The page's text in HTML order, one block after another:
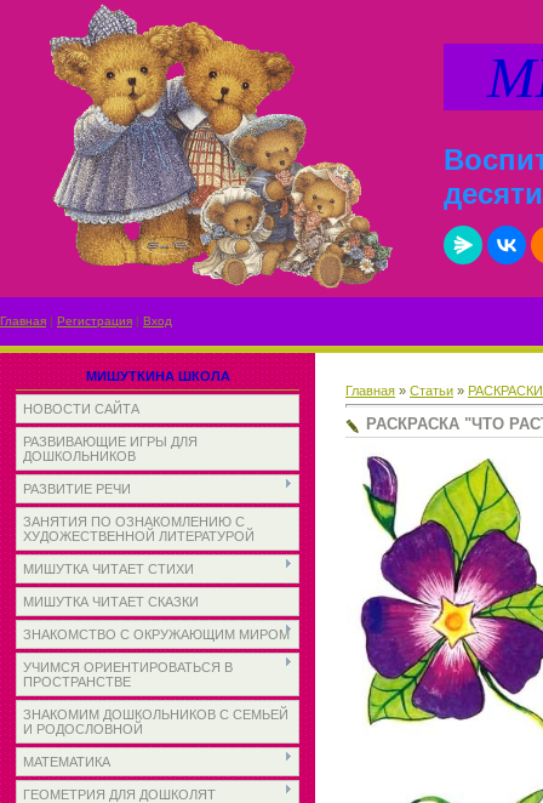
Главная | Регистрация | Вход
МИШУТКИНА ШКОЛА
НОВОСТИ САЙТА
РАЗВИВАЮЩИЕ ИГРЫ ДЛЯ
ДОШКОЛЬНИКОВ
РАЗВИТИЕ РЕЧИ
ЗАНЯТИЯ ПО ОЗНАКОМЛЕНИЮ С
ХУДОЖЕСТВЕННОЙ ЛИТЕРАТУРОЙ
МИШУТКА ЧИТАЕТ СТИХИ
МИШУТКА ЧИТАЕТ СКАЗКИ
ЗНАКОМСТВО С ОКРУЖАЮЩИМ МИРОМ
УЧИМСЯ ОРИЕНТИРОВАТЬСЯ В
ПРОСТРАНСТВЕ
ЗНАКОМИМ ДОШКОЛЬНИКОВ С СЕМЬЕЙ
И РОДОСЛОВНОЙ
МАТЕМАТИКА
ГЕОМЕТРИЯ ДЛЯ ДОШКОЛЯТ
Главная » Статьи »
РАСКРАСКА "ЧТО